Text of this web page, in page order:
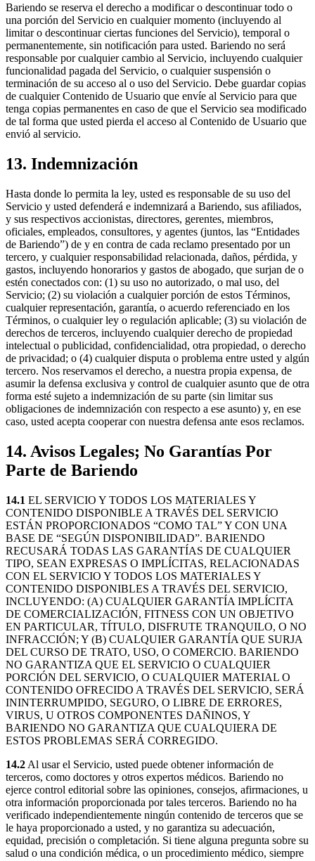
Bariendo se reserva el derecho a modificar o descontinuar todo o
una porción del Servicio en cualquier momento (incluyendo al
limitar o descontinuar ciertas funciones del Servicio), temporal o
permanentemente, sin notificación para usted. Bariendo no será
responsable por cualquier cambio al Servicio, incluyendo cualquier
funcionalidad pagada del Servicio, o cualquier suspensión o
terminación de su acceso al o uso del Servicio. Debe guardar copias
de cualquier Contenido de Usuario que envíe al Servicio para que
tenga copias permanentes en caso de que el Servicio sea modificado
de tal forma que usted pierda el acceso al Contenido de Usuario que
envió al servicio.
13. Indemnización
Hasta donde lo permita la ley, usted es responsable de su uso del
Servicio y usted defenderá e indemnizará a Bariendo, sus afiliados,
y sus respectivos accionistas, directores, gerentes, miembros,
oficiales, empleados, consultores, y agentes (juntos, las “Entidades
de Bariendo”) de y en contra de cada reclamo presentado por un
tercero, y cualquier responsabilidad relacionada, daños, pérdida, y
gastos, incluyendo honorarios y gastos de abogado, que surjan de o
estén conectados con: (1) su uso no autorizado, o mal uso, del
Servicio; (2) su violación a cualquier porción de estos Términos,
cualquier representación, garantía, o acuerdo referenciado en los
Términos, o cualquier ley o regulación aplicable; (3) su violación de
derechos de terceros, incluyendo cualquier derecho de propiedad
intelectual o publicidad, confidencialidad, otra propiedad, o derecho
de privacidad; o (4) cualquier disputa o problema entre usted y algún
tercero. Nos reservamos el derecho, a nuestra propia expensa, de
asumir la defensa exclusiva y control de cualquier asunto que de otra
forma esté sujeto a indemnización de su parte (sin limitar sus
obligaciones de indemnización con respecto a ese asunto) y, en ese
caso, usted acepta cooperar con nuestra defensa ante esos reclamos.
14. Avisos Legales; No Garantías Por
Parte de Bariendo
14.1 EL SERVICIO Y TODOS LOS MATERIALES Y
CONTENIDO DISPONIBLE A TRAVÉS DEL SERVICIO
ESTÁN PROPORCIONADOS “COMO TAL” Y CON UNA
BASE DE “SEGÚN DISPONIBILIDAD”. BARIENDO
RECUSARÁ TODAS LAS GARANTÍAS DE CUALQUIER
TIPO, SEAN EXPRESAS O IMPLÍCITAS, RELACIONADAS
CON EL SERVICIO Y TODOS LOS MATERIALES Y
CONTENIDO DISPONIBLES A TRAVÉS DEL SERVICIO,
INCLUYENDO: (A) CUALQUIER GARANTÍA IMPLÍCITA
DE COMERCIALIZACIÓN, FITNESS CON UN OBJETIVO
EN PARTICULAR, TÍTULO, DISFRUTE TRANQUILO, O NO
INFRACCIÓN; Y (B) CUALQUIER GARANTÍA QUE SURJA
DEL CURSO DE TRATO, USO, O COMERCIO. BARIENDO
NO GARANTIZA QUE EL SERVICIO O CUALQUIER
PORCIÓN DEL SERVICIO, O CUALQUIER MATERIAL O
CONTENIDO OFRECIDO A TRAVÉS DEL SERVICIO, SERÁ
ININTERRUMPIDO, SEGURO, O LIBRE DE ERRORES,
VIRUS, U OTROS COMPONENTES DAÑINOS, Y
BARIENDO NO GARANTIZA QUE CUALQUIERA DE
ESTOS PROBLEMAS SERÁ CORREGIDO.
14.2 Al usar el Servicio, usted puede obtener información de
terceros, como doctores y otros expertos médicos. Bariendo no
ejerce control editorial sobre las opiniones, consejos, afirmaciones, u
otra información proporcionada por tales terceros. Bariendo no ha
verificado independientemente ningún contenido de terceros que se
le haya proporcionado a usted, y no garantiza su adecuación,
equidad, precisión o completación. Si tiene alguna pregunta sobre su
salud o una condición médica, o un procedimiento médico, siempre